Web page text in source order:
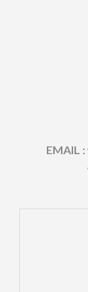
EMAIL